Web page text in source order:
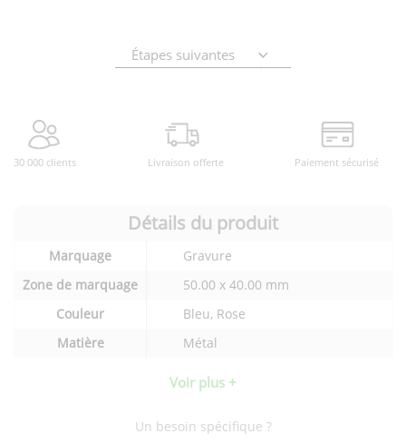
Étapes suivantes
30 000 clients Livraison offerte Paiement sécurisé
Détails
techniques
du
produit
Détails du produit
Marquage
Gravure
Zone de marquage
50.00 x 40.00 mm
Couleur
Bleu, Rose
Matière
Métal
Voir plus +
Un besoin spécifique ?